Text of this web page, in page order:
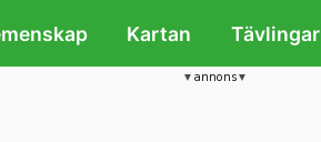
Kartan Tävlingar
annons